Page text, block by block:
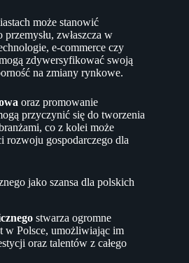
może stanowić
zwłaszcza w
e-commerce czy
zdywersyfikować swoją
na zmiany rynkowe.
oraz promowanie
przyczynić się do tworzenia
co z kolei może
rozwoju gospodarczego dla
jako szansa dla polskich
stwarza ogromne
w Polsce, umożliwiając im
oraz talentów z całego